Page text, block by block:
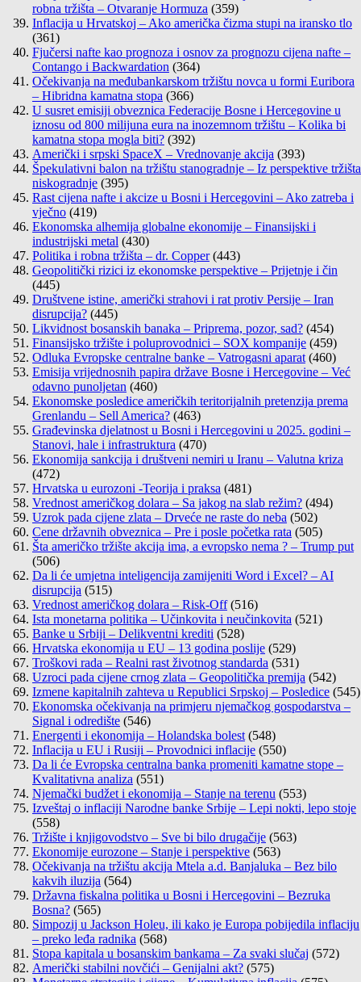
robna tržišta – Otvaranje Hormuza (359)
Inflacija u Hrvatskoj – Ako američka čizma stupi na iransko tlo
(361)
Fjučersi nafte kao prognoza i osnov za prognozu cijena nafte –
Contango i Backwardation (364)
Očekivanja na međubankarskom tržištu novca u formi Euribora
– Hibridna kamatna stopa (366)
U susret emisiji obveznica Federacije Bosne i Hercegovine u
iznosu od 800 milijuna eura na inozemnom tržištu – Kolika bi
kamatna stopa mogla biti? (392)
Američki i srpski SpaceX – Vrednovanje akcija (393)
Špekulativni balon na tržištu stanogradnje – Iz perspektive tržišta
niskogradnje (395)
Rast cijena nafte i akcize u Bosni i Hercegovini – Ako zatreba i
vječno (419)
Ekonomska alhemija globalne ekonomije – Finansijski i
industrijski metal (430)
Politika i robna tržišta – dr. Copper (443)
Geopolitički rizici iz ekonomske perspektive – Prijetnje i čin
(445)
Društvene istine, američki strahovi i rat protiv Persije – Iran
disrupcija? (445)
Likvidnost bosanskih banaka – Priprema, pozor, sad? (454)
Finansijsko tržište i poluprovodnici – SOX kompanije (459)
Odluka Evropske centralne banke – Vatrogasni aparat (460)
Emisija vrijednosnih papira države Bosne i Hercegovine – Već
odavno punoljetan (460)
Ekonomske posledice američkih teritorijalnih pretenzija prema
Grenlandu – Sell America? (463)
Građevinska djelatnost u Bosni i Hercegovini u 2025. godini –
Stanovi, hale i infrastruktura (470)
Ekonomija sankcija i društveni nemiri u Iranu – Valutna kriza
(472)
Hrvatska u eurozoni -Teorija i praksa (481)
Vrednost američkog dolara – Sa jakog na slab režim? (494)
Uzrok pada cijene zlata – Drveće ne raste do neba (502)
Cene državnih obveznica – Pre i posle početka rata (505)
Šta američko tržište akcija ima, a evropsko nema ? – Trump put
(506)
Da li će umjetna inteligencija zamijeniti Word i Excel? – AI
disrupcija (515)
Vrednost američkog dolara – Risk-Off (516)
Ista monetarna politika – Učinkovita i neučinkovita (521)
Banke u Srbiji – Delikventni krediti (528)
Hrvatska ekonomija u EU – 13 godina poslije (529)
Troškovi rada – Realni rast životnog standarda (531)
Uzroci pada cijene crnog zlata – Geopolitička premija (542)
Izmene kapitalnih zahteva u Republici Srpskoj – Posledice (545)
Ekonomska očekivanja na primjeru njemačkog gospodarstva –
Signal i odredište (546)
Energenti i ekonomija – Holandska bolest (548)
Inflacija u EU i Rusiji – Provodnici inflacije (550)
Da li će Evropska centralna banka promeniti kamatne stope –
Kvalitativna analiza (551)
Njemački budžet i ekonomija – Stanje na terenu (553)
Izveštaj o inflaciji Narodne banke Srbije – Lepi nokti, lepo stoje
(558)
Tržište i knjigovodstvo – Sve bi bilo drugačije (563)
Ekonomije eurozone – Stanje i perspektive (563)
Očekivanja na tržištu akcija Mtela a.d. Banjaluka – Bez bilo
kakvih iluzija (564)
Državna fiskalna politika u Bosni i Hercegovini – Bezruka
Bosna? (565)
Simpozij u Jackson Holeu, ili kako je Europa pobijedila inflaciju
– preko leđa radnika (568)
Stopa kapitala u bosanskim bankama – Za svaki slučaj (572)
Američki stabilni novčići – Genijalni akt? (575)